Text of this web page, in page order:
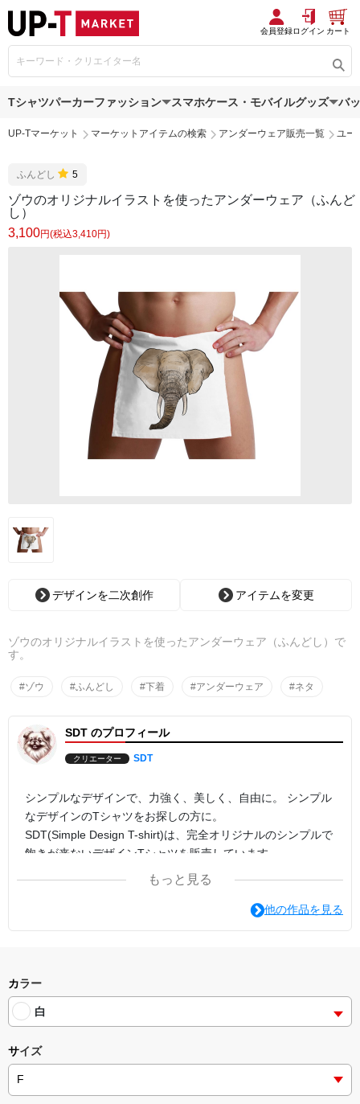
会員登録ログイン カート
Tシャツパーカーファッション スマホケース・モバイルグッズ バ
UP-Tマーケット マーケットアイテムの検索 アンダーウェア販売一覧 ユー
ふんどし 5
ゾウのオリジナルイラストを使ったアンダーウェア（ふんど
し）
3,100円(税込3,410円)
デザインを二次創作 アイテムを変更
ゾウのオリジナルイラストを使ったアンダーウェア（ふんどし）で
す。
#ゾウ #ふんどし #下着 #アンダーウェア #ネタ
SDT のプロフィール
クリエーター SDT
シンプルなデザインで、力強く、美しく、自由に。 シンプル
なデザインのTシャツをお探しの方に。
SDT(Simple Design T-shirt)は、完全オリジナルのシンプルで
飽きが来ないデザインTシャツを販売しています。
ぜひご自分にあう美しいＴシャツを探してみてください。
もっと見る
他の作品を見る
カラー
白
サイズ